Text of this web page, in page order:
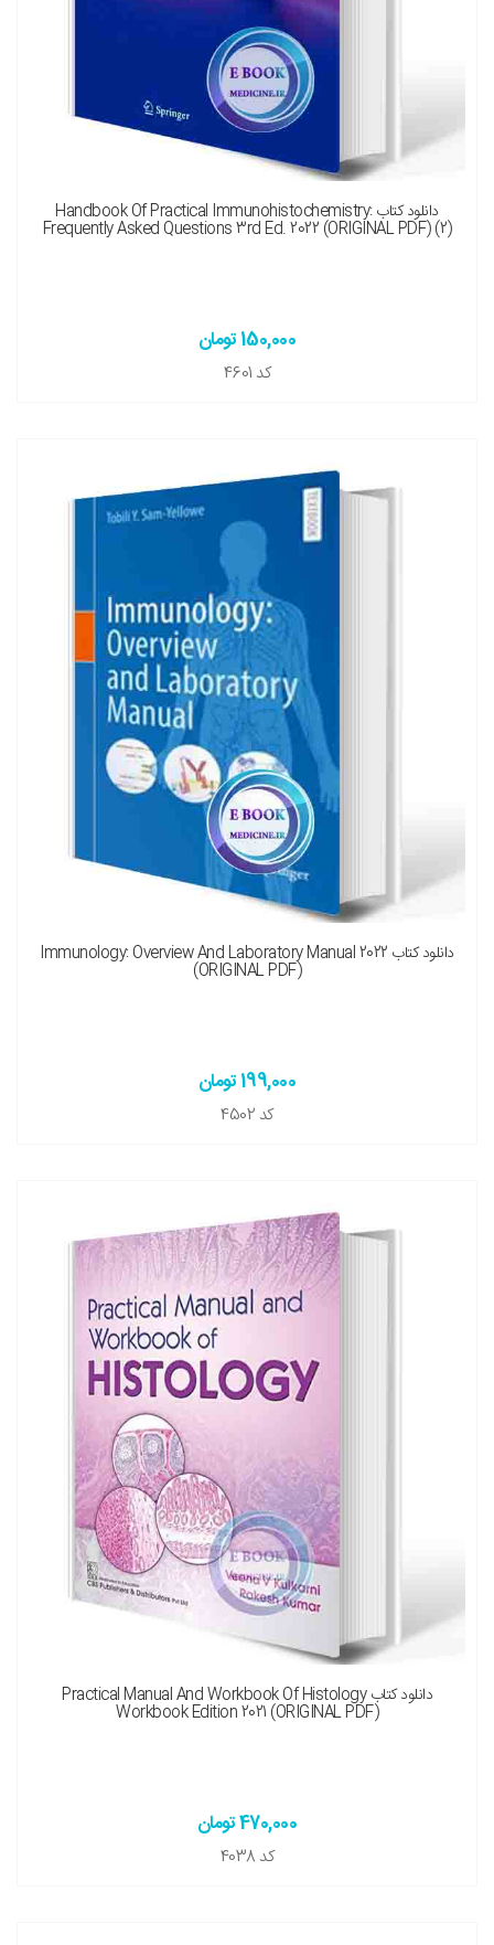
دانلود کتاب Handbook Of Practical Immunohistochemistry:
Frequently Asked Questions 3rd Ed. 2022 (ORIGINAL PDF) (2)
150,000 تومان
کد 4601
دانلود کتاب Immunology: Overview And Laboratory Manual 2022
(ORIGINAL PDF)
199,000 تومان
کد 4502
دانلود کتاب Practical Manual And Workbook Of Histology
Workbook Edition 2021 (ORIGINAL PDF)
470,000 تومان
کد 4038